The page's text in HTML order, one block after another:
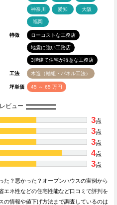
神奈川 愛知 大阪
福岡
特徴 ローコストな工務店
地震に強い工務店
3階建て住宅が得意な工務店
工法 木造（軸組・パネル工法）
坪単価 45 ～ 65 万円
ビュー
3点
3点
3点
4点
3点
た？悪かった？オープンハウスの実例から
エネ性などの住宅性能など口コミで評判を
の情報や値下げ方法まで調査しているのは